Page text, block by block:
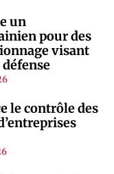
un
pour des
visant
le contrôle des